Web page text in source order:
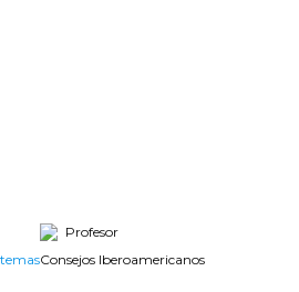
Profesor
Consejos Iberoamericanos